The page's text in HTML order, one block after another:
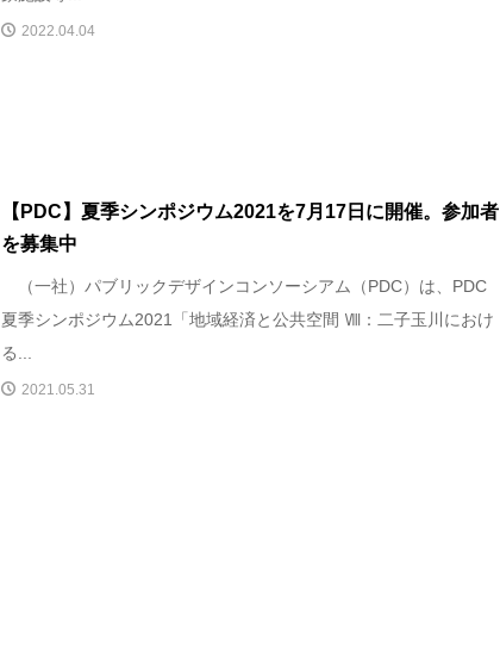
2022.04.04
【PDC】夏季シンポジウム2021を7月17日に開催。参加者
を募集中
（一社）パブリックデザインコンソーシアム（PDC）は、PDC
夏季シンポジウム2021「地域経済と公共空間 Ⅷ：二子玉川におけ
る...
2021.05.31